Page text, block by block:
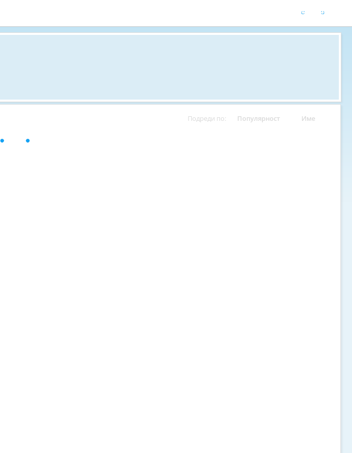
Подреди по: Популярност Име